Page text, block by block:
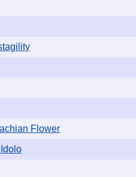
Flower